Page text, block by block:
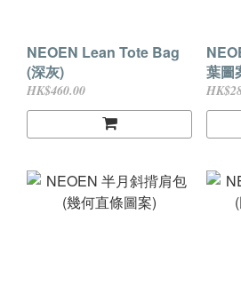
NEOEN Lean Tote Bag
(深灰)
HK$460.00
葉圖